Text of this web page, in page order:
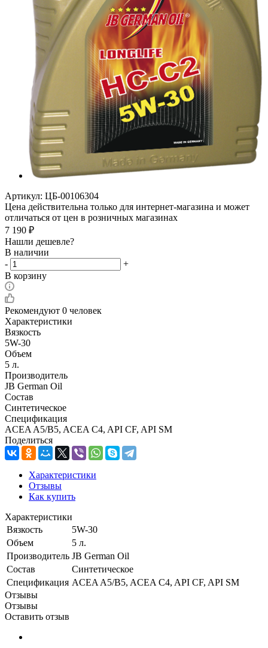
Артикул: ЦБ-00106304
Цена действительна только для интернет-магазина и может
отличаться от цен в розничных магазинах
7 190 ₽
Нашли дешевле?
В наличии
-
+
В корзину
Рекомендуют 0 человек
Характеристики
Вязкость
5W-30
Объем
5 л.
Производитель
JB German Oil
Состав
Синтетическое
Спецификация
ACEA A5/B5, ACEA C4, API CF, API SM
Поделиться
Характеристики
Отзывы
Как купить
Характеристики
Вязкость
5W-30
Объем
5 л.
Производитель JB German Oil
Состав
Синтетическое
Спецификация ACEA A5/B5, ACEA C4, API CF, API SM
Отзывы
Отзывы
Оставить отзыв